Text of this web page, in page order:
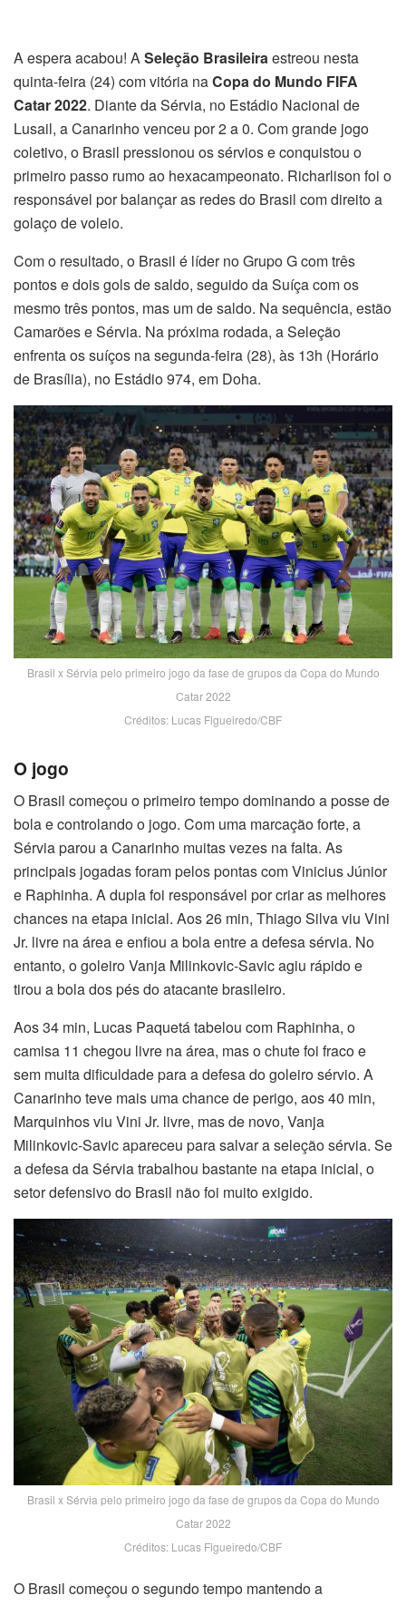
A espera acabou! ASeleção Brasileiraestreou nesta
quinta-feira (24) com vitória naCopa do Mundo FIFA
Catar 2022. Diante da Sérvia, no Estádio Nacional de
Lusail, a Canarinho venceu por 2 a 0. Com grande jogo
coletivo, o Brasil pressionou os sérvios e conquistou o
primeiro passo rumo ao hexacampeonato. Richarlison foi o
responsável por balançar as redes do Brasil com direito a
golaço de voleio.
Com o resultado, o Brasil é líder no Grupo G com três
pontos e dois gols de saldo, seguido da Suíça com os
mesmo três pontos, mas um de saldo. Na sequência, estão
Camarões e Sérvia. Na próxima rodada, a Seleção
enfrenta os suíços na segunda-feira (28), às 13h (Horário
de Brasília), no Estádio 974, em Doha.
Brasil x Sérvia pelo primeiro jogo da fase de grupos da Copa do Mundo
Catar 2022
Créditos: Lucas Figueiredo/CBF
O jogo
O Brasil começou o primeiro tempo dominando a posse de
bola e controlando o jogo. Com uma marcação forte, a
Sérvia parou a Canarinho muitas vezes na falta. As
principais jogadas foram pelos pontas com Vinicius Júnior
e Raphinha. A dupla foi responsável por criar as melhores
chances na etapa inicial. Aos 26 min, Thiago Silva viu Vini
Jr. livre na área e enfiou a bola entre a defesa sérvia. No
entanto, o goleiro Vanja Milinkovic-Savic agiu rápido e
tirou a bola dos pés do atacante brasileiro.
Aos 34 min, Lucas Paquetá tabelou com Raphinha, o
camisa 11 chegou livre na área, mas o chute foi fraco e
sem muita dificuldade para a defesa do goleiro sérvio. A
Canarinho teve mais uma chance de perigo, aos 40 min,
Marquinhos viu Vini Jr. livre, mas de novo, Vanja
Milinkovic-Savic apareceu para salvar a seleção sérvia. Se
a defesa da Sérvia trabalhou bastante na etapa inicial, o
setor defensivo do Brasil não foi muito exigido.
Brasil x Sérvia pelo primeiro jogo da fase de grupos da Copa do Mundo
Catar 2022
Créditos: Lucas Figueiredo/CBF
O Brasil começou o segundo tempo mantendo a